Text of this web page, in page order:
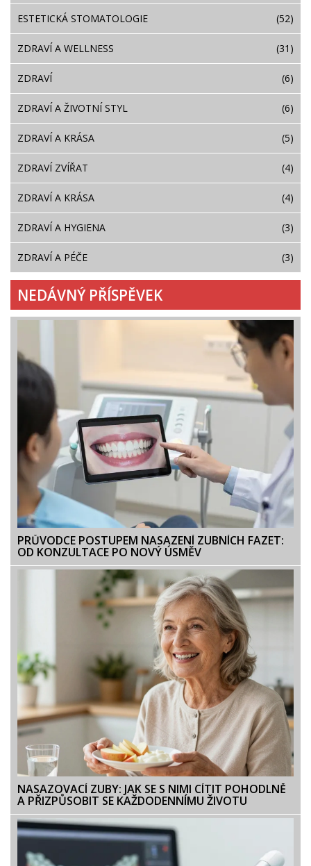
ESTETICKÁ STOMATOLOGIE (52)
ZDRAVÍ A WELLNESS (31)
ZDRAVÍ (6)
ZDRAVÍ A ŽIVOTNÍ STYL (6)
ZDRAVÍ A KRÁSA (5)
ZDRAVÍ ZVÍŘAT (4)
ZDRAVÍ A KRÁSA (4)
ZDRAVÍ A HYGIENA (3)
ZDRAVÍ A PÉČE (3)
NEDÁVNÝ PŘÍSPĚVEK
PRŮVODCE POSTUPEM NASAZENÍ ZUBNÍCH FAZET:
OD KONZULTACE PO NOVÝ ÚSMĚV
NASAZOVACÍ ZUBY: JAK SE S NIMI CÍTIT POHODLNĚ
A PŘIZPŮSOBIT SE KAŽDODENNÍMU ŽIVOTU